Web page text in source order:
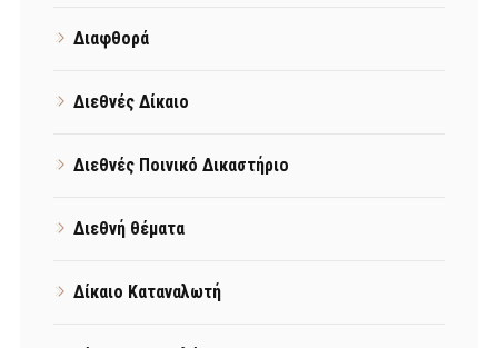
Διαφθορά
Διεθνές Δίκαιο
Διεθνές Ποινικό Δικαστήριο
Διεθνή θέματα
Δίκαιο Καταναλωτή